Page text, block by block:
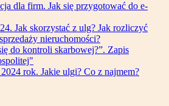
dla firm. Jak się przygotować do e-
Jak skorzystać z ulg? Jak rozliczyć
nieruchomości?
do kontroli skarbowej?”. Zapis
rok. Jakie ulgi? Co z najmem?